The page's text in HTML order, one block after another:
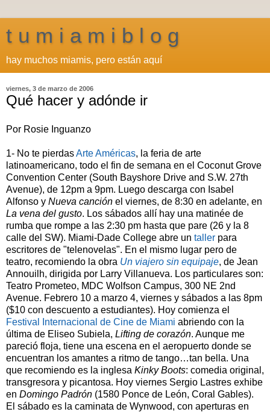
t u m i a m i b l o g
hay muchos miamis, pero están aquí
viernes, 3 de marzo de 2006
Qué hacer y adónde ir
Por Rosie Inguanzo
1- No te pierdasArte Américas, la feria de arte
latinoamericano, todo el fin de semana en el Coconut Grove
Convention Center (South Bayshore Drive and S.W. 27th
Avenue), de 12pm a 9pm. Luego descarga con Isabel
Alfonso y Nueva canción el viernes, de 8:30 en adelante, en
La vena del gusto. Los sábados allí hay una matinée de
rumba que rompe a las 2:30 pm hasta que pare (26 y la 8
calle del SW). Miami-Dade College abre un taller para
escritores de "telenovelas". En el mismo lugar pero de
teatro, recomiendo la obra Un viajero sin equipaje, de Jean
Annouilh, dirigida por Larry Villanueva. Los particulares son:
Teatro Prometeo, MDC Wolfson Campus, 300 NE 2nd
Avenue. Febrero 10 a marzo 4, viernes y sábados a las 8pm
($10 con descuento a estudiantes). Hoy comienza el
Festival Internacional de Cine de Miami abriendo con la
última de Eliseo Subiela, Lifting de corazón. Aunque me
pareció floja, tiene una escena en el aeropuerto donde se
encuentran los amantes a ritmo de tango…tan bella. Una
que recomiendo es la inglesa Kinky Boots: comedia original,
transgresora y picantosa. Hoy viernes Sergio Lastres exhibe
en Domingo Padrón (1580 Ponce de León, Coral Gables).
El sábado es la caminata de Wynwood, con aperturas en